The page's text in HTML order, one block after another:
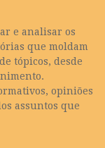
e analisar os
que moldam
tópicos, desde
opiniões
assuntos que